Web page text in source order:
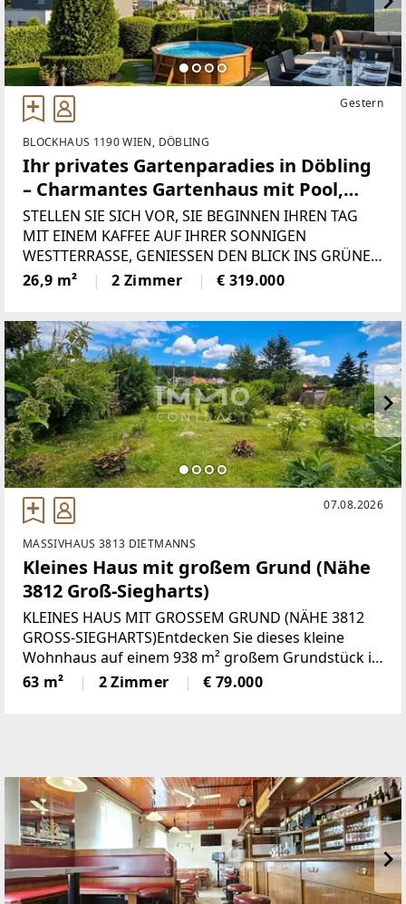
Gestern
BLOCKHAUS 1190 WIEN, DÖBLING
Ihr privates Gartenparadies in Döbling
– Charmantes Gartenhaus mit Pool,
Sonnenterrasse & traumhaftem
Ausblick!
STELLEN SIE SICH VOR, SIE BEGINNEN IHREN TAG
MIT EINEM KAFFEE AUF IHRER SONNIGEN
WESTTERRASSE, GENIESSEN DEN BLICK INS GRÜNE
UND LASSEN DEN ABEND BEI EINEM SPRUNG IN
DEN EIGENEN POOL AUSKLINGEN. DIESES
RUHE, PRIVATSPHÄRE
26,9 m² 2 Zimmer € 319.000
07.08.2026
MASSIVHAUS 3813 DIETMANNS
Kleines Haus mit großem Grund (Nähe
3812 Groß-Siegharts)
KLEINES HAUS MIT GROSSEM GRUND (NÄHE 3812
GROSS-SIEGHARTS)Entdecken Sie dieses kleine
Wohnhaus auf einem 938 m² großem Grundstück in
ruhiger Lage in Dietmanns. Ob als Hauptwohnsitz,
Zweitwohnsitz für zwei Personen oder
63 m² 2 Zimmer € 79.000